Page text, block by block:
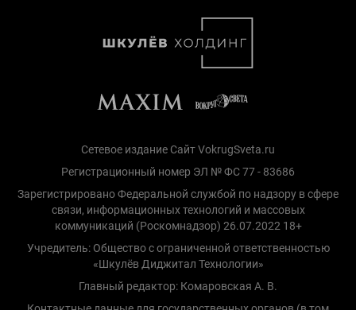
Сетевое издание Сайт VokrugSveta.ru
Регистрационный номер ЭЛ № ФС 77 - 83686
Зарегистрировано Федеральной службой по надзору в сфере
связи, информационных технологий и массовых
коммуникаций (Роскомнадзор) 26.07.2022 18+
Учредитель: Общество с ограниченной ответственностью
«Шкулёв Диджитал Технологии»
Главный редактор: Комаровская А. В.